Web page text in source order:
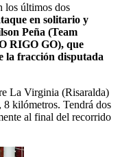
los últimos dos
en solitario y
Peña (Team
RIGO GO), que
la fracción disputada
La Virginia (Risaralda)
kilómetros. Tendrá dos
al final del recorrido